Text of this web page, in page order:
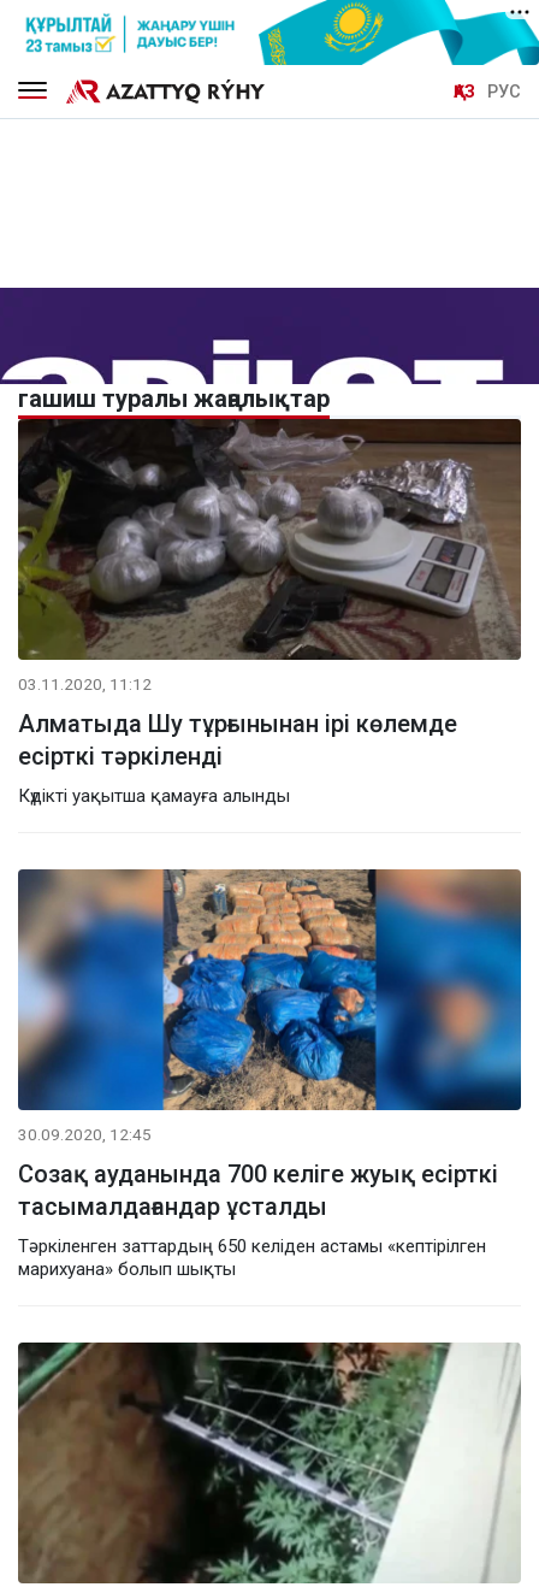
ҚАЗ РУС
гашиш туралы жаңалықтар
03.11.2020, 11:12
Алматыда Шу тұрғынынан ірі көлемде
есірткі тәркіленді
Күдікті уақытша қамауға алынды
30.09.2020, 12:45
Созақ ауданында 700 келіге жуық есірткі
тасымалдағандар ұсталды
Тәркіленген заттардың 650 келіден астамы «кептірілген
марихуана» болып шықты